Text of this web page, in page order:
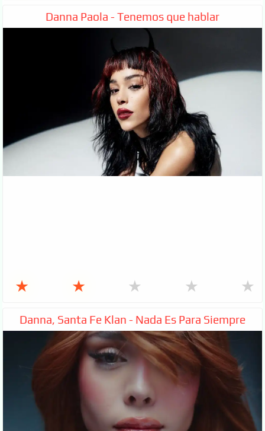
Danna Paola - Tenemos que hablar
★ ★ ★ ★ ★
Danna, Santa Fe Klan - Nada Es Para Siempre